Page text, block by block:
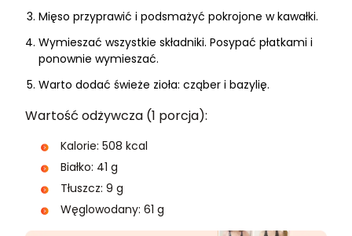
Mięso przyprawić i podsmażyć pokrojone w kawałki.
Wymieszać wszystkie składniki. Posypać płatkami i
ponownie wymieszać.
Warto dodać świeże zioła: cząber i bazylię.
Wartość odżywcza (1 porcja):
Kalorie: 508 kcal
Białko: 41 g
Tłuszcz: 9 g
Węglowodany: 61 g